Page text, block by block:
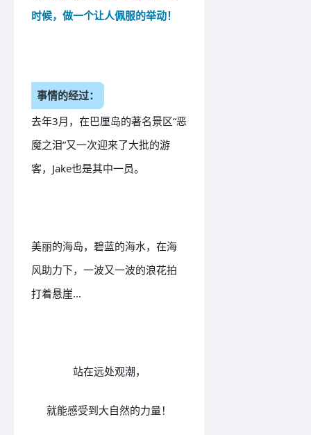
时候，做一个让人佩服的举动！
事情的经过：
去年3月，在巴厘岛的著名景区“恶
魔之泪”又一次迎来了大批的游
客，Jake也是其中一员。
美丽的海岛，碧蓝的海水，在海
风助力下，一波又一波的浪花拍
打着悬崖...
站在远处观潮，
就能感受到大自然的力量！